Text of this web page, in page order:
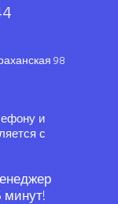
98
и
с
минут!